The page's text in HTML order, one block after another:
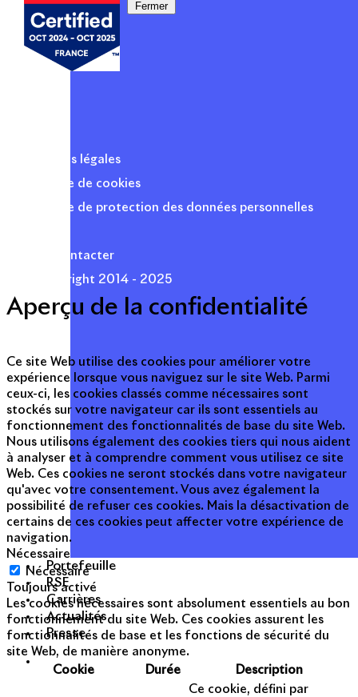
Portefeuille
RSE
Carrières
Actualités
Presse
Mentions légales
Politique de cookies
Politique de protection des données personnelles
Nous contacter
© Copyright 2014 - 2025
Fermer
Aperçu de la confidentialité
Ce site Web utilise des cookies pour améliorer votre
expérience lorsque vous naviguez sur le site Web. Parmi
ceux-ci, les cookies classés comme nécessaires sont
stockés sur votre navigateur car ils sont essentiels au
fonctionnement des fonctionnalités de base du site Web.
Nous utilisons également des cookies tiers qui nous aident
à analyser et à comprendre comment vous utilisez ce site
Web. Ces cookies ne seront stockés dans votre navigateur
qu'avec votre consentement. Vous avez également la
possibilité de refuser ces cookies. Mais la désactivation de
certains de ces cookies peut affecter votre expérience de
navigation.
Nécessaire
Nécessaire
Toujours activé
Les cookies nécessaires sont absolument essentiels au bon
fonctionnement du site Web. Ces cookies assurent les
fonctionnalités de base et les fonctions de sécurité du
site Web, de manière anonyme.
Cookie
Durée Description
Ce cookie, défini par